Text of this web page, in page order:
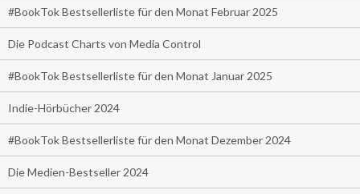
#BookTok Bestsellerliste für den Monat Februar 2025
Die Podcast Charts von Media Control
#BookTok Bestsellerliste für den Monat Januar 2025
Indie-Hörbücher 2024
#BookTok Bestsellerliste für den Monat Dezember 2024
Die Medien-Bestseller 2024